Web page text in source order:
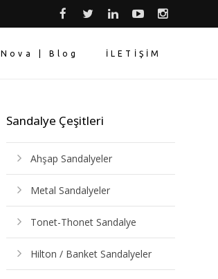
Nova | Blog İLETİŞİM
Sandalye Çeşitleri
Ahşap Sandalyeler
Metal Sandalyeler
Tonet-Thonet Sandalye
Hilton / Banket Sandalyeler